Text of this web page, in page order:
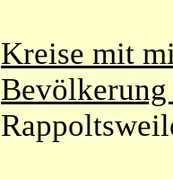
Kreise mit